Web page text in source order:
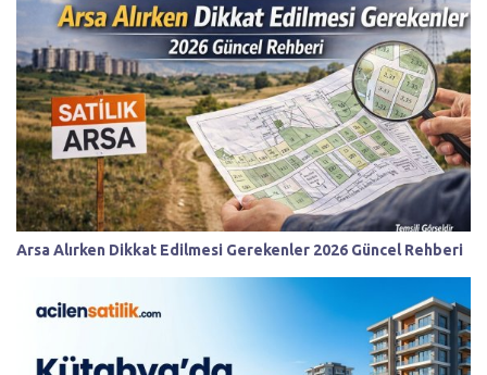
Arsa Alırken Dikkat Edilmesi Gerekenler 2026 Güncel Rehberi